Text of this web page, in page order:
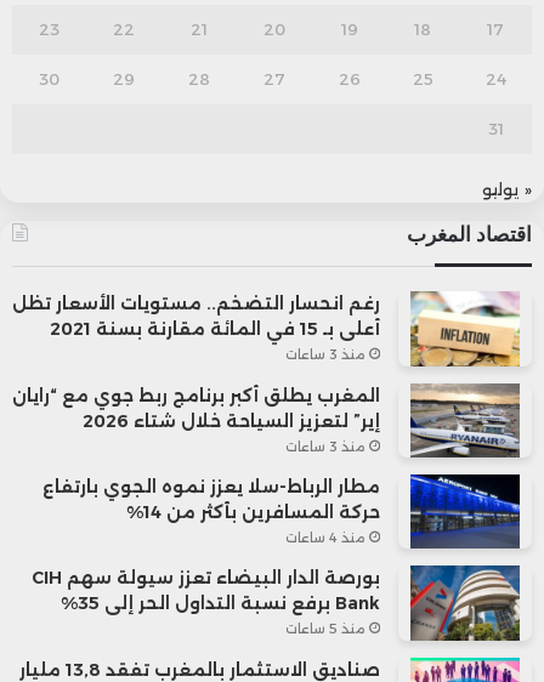
17
18
19
20
21
22
23
24
25
26
27
28
29
30
31
« يوليو
اقتصاد المغرب
رغم انحسار التضخم.. مستويات الأسعار تظل
أعلى بـ 15 في المائة مقارنة بسنة 2021
منذ 3 ساعات
المغرب يطلق أكبر برنامج ربط جوي مع “رايان
إير” لتعزيز السياحة خلال شتاء 2026
منذ 3 ساعات
مطار الرباط-سلا يعزز نموه الجوي بارتفاع
حركة المسافرين بأكثر من 14%
منذ 4 ساعات
بورصة الدار البيضاء تعزز سيولة سهم CIH
Bank برفع نسبة التداول الحر إلى 35%
منذ 5 ساعات
صناديق الاستثمار بالمغرب تفقد 13,8 مليار